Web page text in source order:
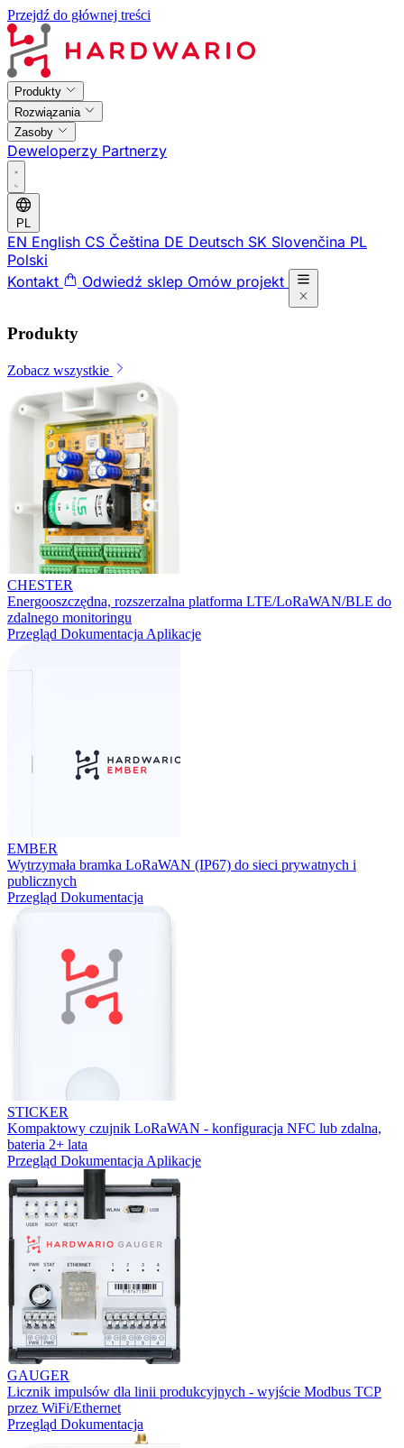
Przejdź do głównej treści
Produkty
Rozwiązania
Zasoby
Deweloperzy Partnerzy
PL
EN English CS Čeština DE Deutsch SK Slovenčina PL
Polski
Kontakt
Odwiedź sklep Omów projekt
Produkty
Zobacz wszystkie
CHESTER
Energooszczędna, rozszerzalna platforma LTE/LoRaWAN/BLE do
zdalnego monitoringu
Przegląd Dokumentacja Aplikacje
EMBER
Wytrzymała bramka LoRaWAN (IP67) do sieci prywatnych i
publicznych
Przegląd Dokumentacja
STICKER
Kompaktowy czujnik LoRaWAN - konfiguracja NFC lub zdalna,
bateria 2+ lata
Przegląd Dokumentacja Aplikacje
GAUGER
Licznik impulsów dla linii produkcyjnych - wyjście Modbus TCP
przez WiFi/Ethernet
Przegląd Dokumentacja